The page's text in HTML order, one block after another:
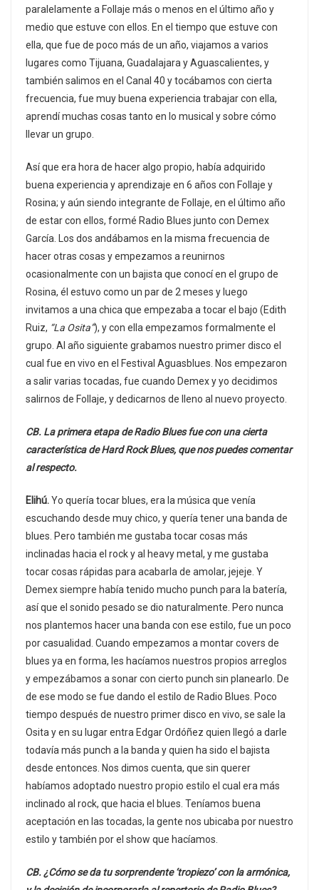
paralelamente a Follaje más o menos en el último año y
medio que estuve con ellos. En el tiempo que estuve con
ella, que fue de poco más de un año, viajamos a varios
lugares como Tijuana, Guadalajara y Aguascalientes, y
también salimos en el Canal 40 y tocábamos con cierta
frecuencia, fue muy buena experiencia trabajar con ella,
aprendí muchas cosas tanto en lo musical y sobre cómo
llevar un grupo.
Así que era hora de hacer algo propio, había adquirido
buena experiencia y aprendizaje en 6 años con Follaje y
Rosina; y aún siendo integrante de Follaje, en el último año
de estar con ellos, formé Radio Blues junto con Demex
García. Los dos andábamos en la misma frecuencia de
hacer otras cosas y empezamos a reunirnos
ocasionalmente con un bajista que conocí en el grupo de
Rosina, él estuvo como un par de 2 meses y luego
invitamos a una chica que empezaba a tocar el bajo (Edith
Ruiz, “La Osita”), y con ella empezamos formalmente el
grupo. Al año siguiente grabamos nuestro primer disco el
cual fue en vivo en el Festival Aguasblues. Nos empezaron
a salir varias tocadas, fue cuando Demex y yo decidimos
salirnos de Follaje, y dedicarnos de lleno al nuevo proyecto.
CB. La primera etapa de Radio Blues fue con una cierta
característica de Hard Rock Blues, que nos puedes comentar
al respecto.
Elihú.Yo quería tocar blues, era la música que venía
escuchando desde muy chico, y quería tener una banda de
blues. Pero también me gustaba tocar cosas más
inclinadas hacia el rock y al heavy metal, y me gustaba
tocar cosas rápidas para acabarla de amolar, jejeje. Y
Demex siempre había tenido mucho punch para la batería,
así que el sonido pesado se dio naturalmente. Pero nunca
nos plantemos hacer una banda con ese estilo, fue un poco
por casualidad. Cuando empezamos a montar covers de
blues ya en forma, les hacíamos nuestros propios arreglos
y empezábamos a sonar con cierto punch sin planearlo. De
de ese modo se fue dando el estilo de Radio Blues. Poco
tiempo después de nuestro primer disco en vivo, se sale la
Osita y en su lugar entra Edgar Ordóñez quien llegó a darle
todavía más punch a la banda y quien ha sido el bajista
desde entonces. Nos dimos cuenta, que sin querer
habíamos adoptado nuestro propio estilo el cual era más
inclinado al rock, que hacia el blues. Teníamos buena
aceptación en las tocadas, la gente nos ubicaba por nuestro
estilo y también por el show que hacíamos.
CB. ¿Cómo se da tu sorprendente ‘tropiezo’ con la armónica,